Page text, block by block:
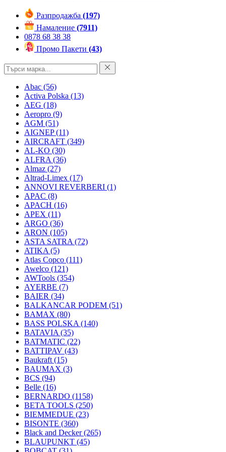
Разпродажба (197)
Намаление (7911)
0878 68 38 38
Промо Пакети (43)
Abac (56)
Activa Polska (13)
AEG (18)
Aeropro (9)
AGM (51)
AIGNEP(11)
AIRCRAFT (349)
AL-KO (30)
ALFRA (36)
Almaz (27)
Altrad-Limex (17)
ANNOVI REVERBERI (1)
APAC (8)
APACH (16)
APEX (11)
ARGO (36)
ARON (105)
ASTA SATRA (72)
ATIKA (5)
Atlas Copco (111)
Awelco (121)
AWTools (354)
AYERBE (7)
BAIER (34)
BALKANCAR PODEM (51)
BAMAX (80)
BASS POLSKA (140)
BATAVIA (35)
BATMATIC (22)
BATTIPAV (43)
Baukraft (15)
BAUMAX (3)
BCS (94)
Belle (16)
BERNARDO (1158)
BETA TOOLS (250)
BIEMMEDUE (23)
BISONTE (360)
Black and Decker(265)
BLAUPUNKT (45)